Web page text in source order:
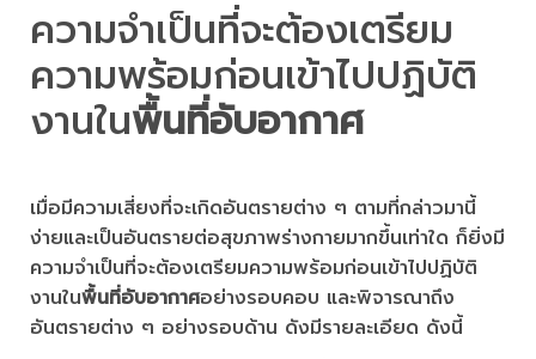
ความจำเป็นที่จะต้องเตรียม
ความพร้อมก่อนเข้าไปปฏิบัติ
งานในพื้นที่อับอากาศ
เมื่อมีความเสี่ยงที่จะเกิดอันตรายต่าง ๆ ตามที่กล่าวมานี้
ง่ายและเป็นอันตรายต่อสุขภาพร่างกายมากขึ้นเท่าใด ก็ยิ่งมี
ความจำเป็นที่จะต้องเตรียมความพร้อมก่อนเข้าไปปฏิบัติ
งานในพื้นที่อับอากาศอย่างรอบคอบ และพิจารณาถึง
อันตรายต่าง ๆ อย่างรอบด้าน ดังมีรายละเอียด ดังนี้